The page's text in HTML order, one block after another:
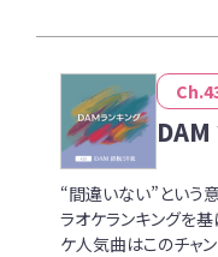
“間違いない”という
ラオケランキングを
ケ人気曲はこのチャ